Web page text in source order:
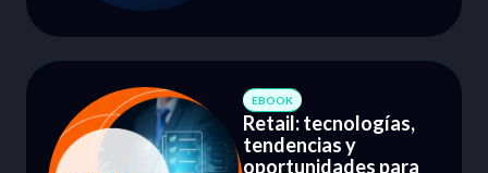
flexible.
EBOOK
Retail: tecnologías,
tendencias y
oportunidades para